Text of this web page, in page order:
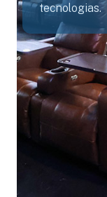
tecnologias.